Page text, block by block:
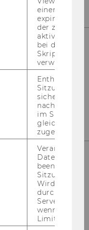
einen
der zur
aktiver
bei der
verwendet
Enthält die
sicher, dass
im
gleichen
zugeordnet
Veranlasst
beenden,
Sitzung zu
Wird
durch ein
Servers
wenn die
Limit